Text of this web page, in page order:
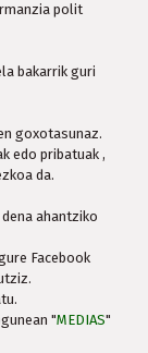
polit
bakarrik guri
goxotasunaz.
edo pribatuak ,
da.
ahantziko
Facebook
"MEDIAS"